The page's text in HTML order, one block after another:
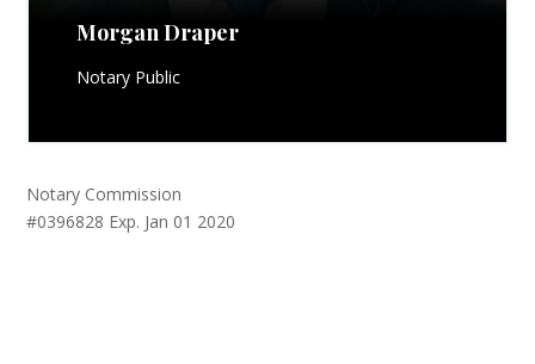
Morgan Draper
Notary Public
Notary Commission
#0396828 Exp. Jan 01 2020